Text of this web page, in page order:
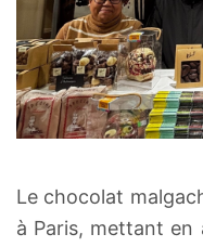
Le chocolat
à Paris, mettant en